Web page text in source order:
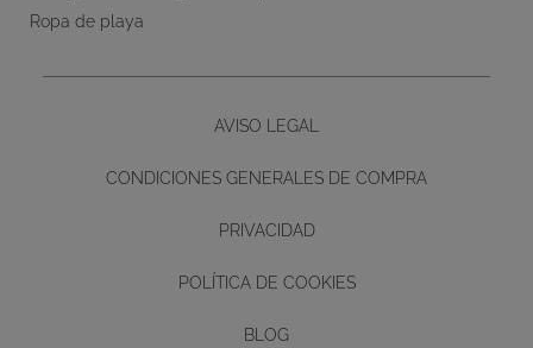
Ropa de playa
AVISO LEGAL
CONDICIONES GENERALES DE COMPRA
PRIVACIDAD
POLÍTICA DE COOKIES
BLOG